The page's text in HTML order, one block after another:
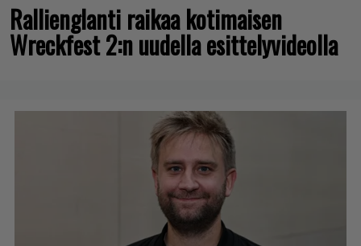
Rallienglanti raikaa kotimaisen
Wreckfest 2:n uudella esittelyvideolla